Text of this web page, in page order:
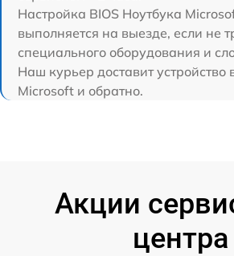
Настройка BIOS Ноутбука
выполняется на выезде, если не
специального оборудования и
Наш курьер доставит устройство
Microsoft и обратно.
Акции
центра